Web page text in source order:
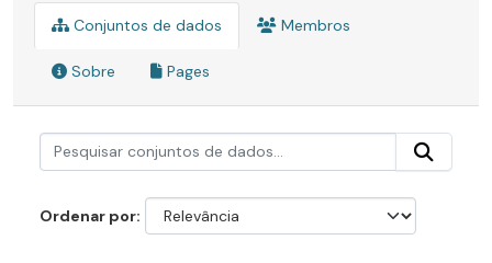
Conjuntos de dados Membros
Sobre Pages
Ordenar por